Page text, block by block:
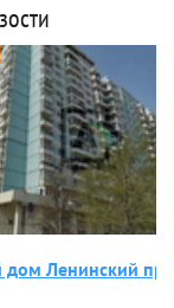
Ленинский